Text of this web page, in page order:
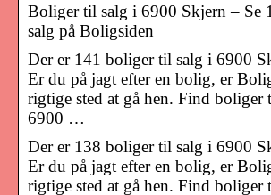
Boliger til salg i 6900 Skjern – Se
salg på Boligsiden
Der er 141 boliger til salg i 6900
Er du på jagt efter en bolig, er
rigtige sted at gå hen. Find boliger
6900 …
Der er 138 boliger til salg i 6900
Er du på jagt efter en bolig, er
rigtige sted at gå hen. Find boliger